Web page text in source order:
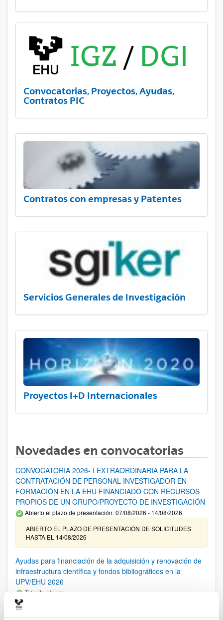
Convocatorias, Proyectos, Ayudas,
Contratos PIC
Contratos con empresas y Patentes
Servicios Generales de Investigación
Proyectos I+D Internacionales
Novedades en convocatorias
CONVOCATORIA 2026- I EXTRAORDINARIA PARA LA
CONTRATACIÓN DE PERSONAL INVESTIGADOR EN
FORMACIÓN EN LA EHU FINANCIADO CON RECURSOS
PROPIOS DE UN GRUPO/PROYECTO DE INVESTIGACIÓN
Abierto el plazo de presentación: 07/08/2026 - 14/08/2026
ABIERTO EL PLAZO DE PRESENTACIÓN DE SOLICITUDES
HASTA EL 14/08/2026
Ayudas para financiación de la adquisición y renovación de
infraestructura científica y fondos bibliográficos en la
UPV/EHU 2026
Trámite abierto
solicitudes admitidas y excluidas. 23/03/2026: Relación